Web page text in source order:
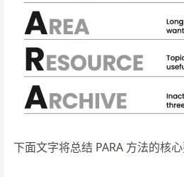
下面文字将总结 PARA 方法的核心